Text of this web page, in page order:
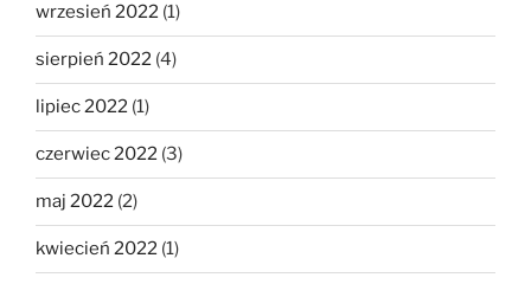
wrzesień 2022 (1)
sierpień 2022 (4)
lipiec 2022 (1)
czerwiec 2022 (3)
maj 2022 (2)
kwiecień 2022 (1)